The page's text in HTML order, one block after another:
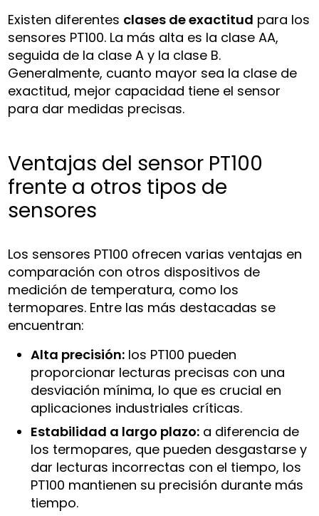
Existen diferentes clases de exactitud para los
sensores PT100. La más alta es la clase AA,
seguida de la clase A y la clase B.
Generalmente, cuanto mayor sea la clase de
exactitud, mejor capacidad tiene el sensor
para dar medidas precisas.
Ventajas del sensor PT100
frente a otros tipos de
sensores
Los sensores PT100 ofrecen varias ventajas en
comparación con otros dispositivos de
medición de temperatura, como los
termopares. Entre las más destacadas se
encuentran:
Alta precisión: los PT100 pueden
proporcionar lecturas precisas con una
desviación mínima, lo que es crucial en
aplicaciones industriales críticas.
Estabilidad a largo plazo: a diferencia de
los termopares, que pueden desgastarse y
dar lecturas incorrectas con el tiempo, los
PT100 mantienen su precisión durante más
tiempo.